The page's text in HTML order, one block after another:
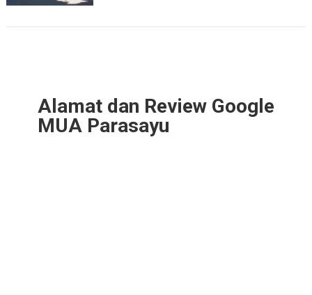
Alamat dan Review Google
MUA Parasayu